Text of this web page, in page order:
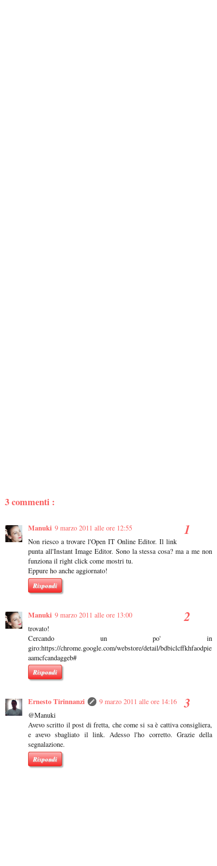
3 commenti :
Manuki 9 marzo 2011 alle ore 12:55
Non riesco a trovare l'Open IT Online Editor. Il link
punta all'Instant Image Editor. Sono la stessa cosa? ma a me non
funziona il right click come mostri tu.
Eppure ho anche aggiornato!
Rispondi
Manuki 9 marzo 2011 alle ore 13:00
trovato!
Cercando un po' in
giro:https://chrome.google.com/webstore/detail/bdbiclcffkhfaodpie
aamcfcandaggeb#
Rispondi
Ernesto Tirinnanzi
9 marzo 2011 alle ore 14:16
@Manuki
Avevo scritto il post di fretta, che come si sa è cattiva consigliera,
e avevo sbagliato il link. Adesso l'ho corretto. Grazie della
segnalazione.
Rispondi